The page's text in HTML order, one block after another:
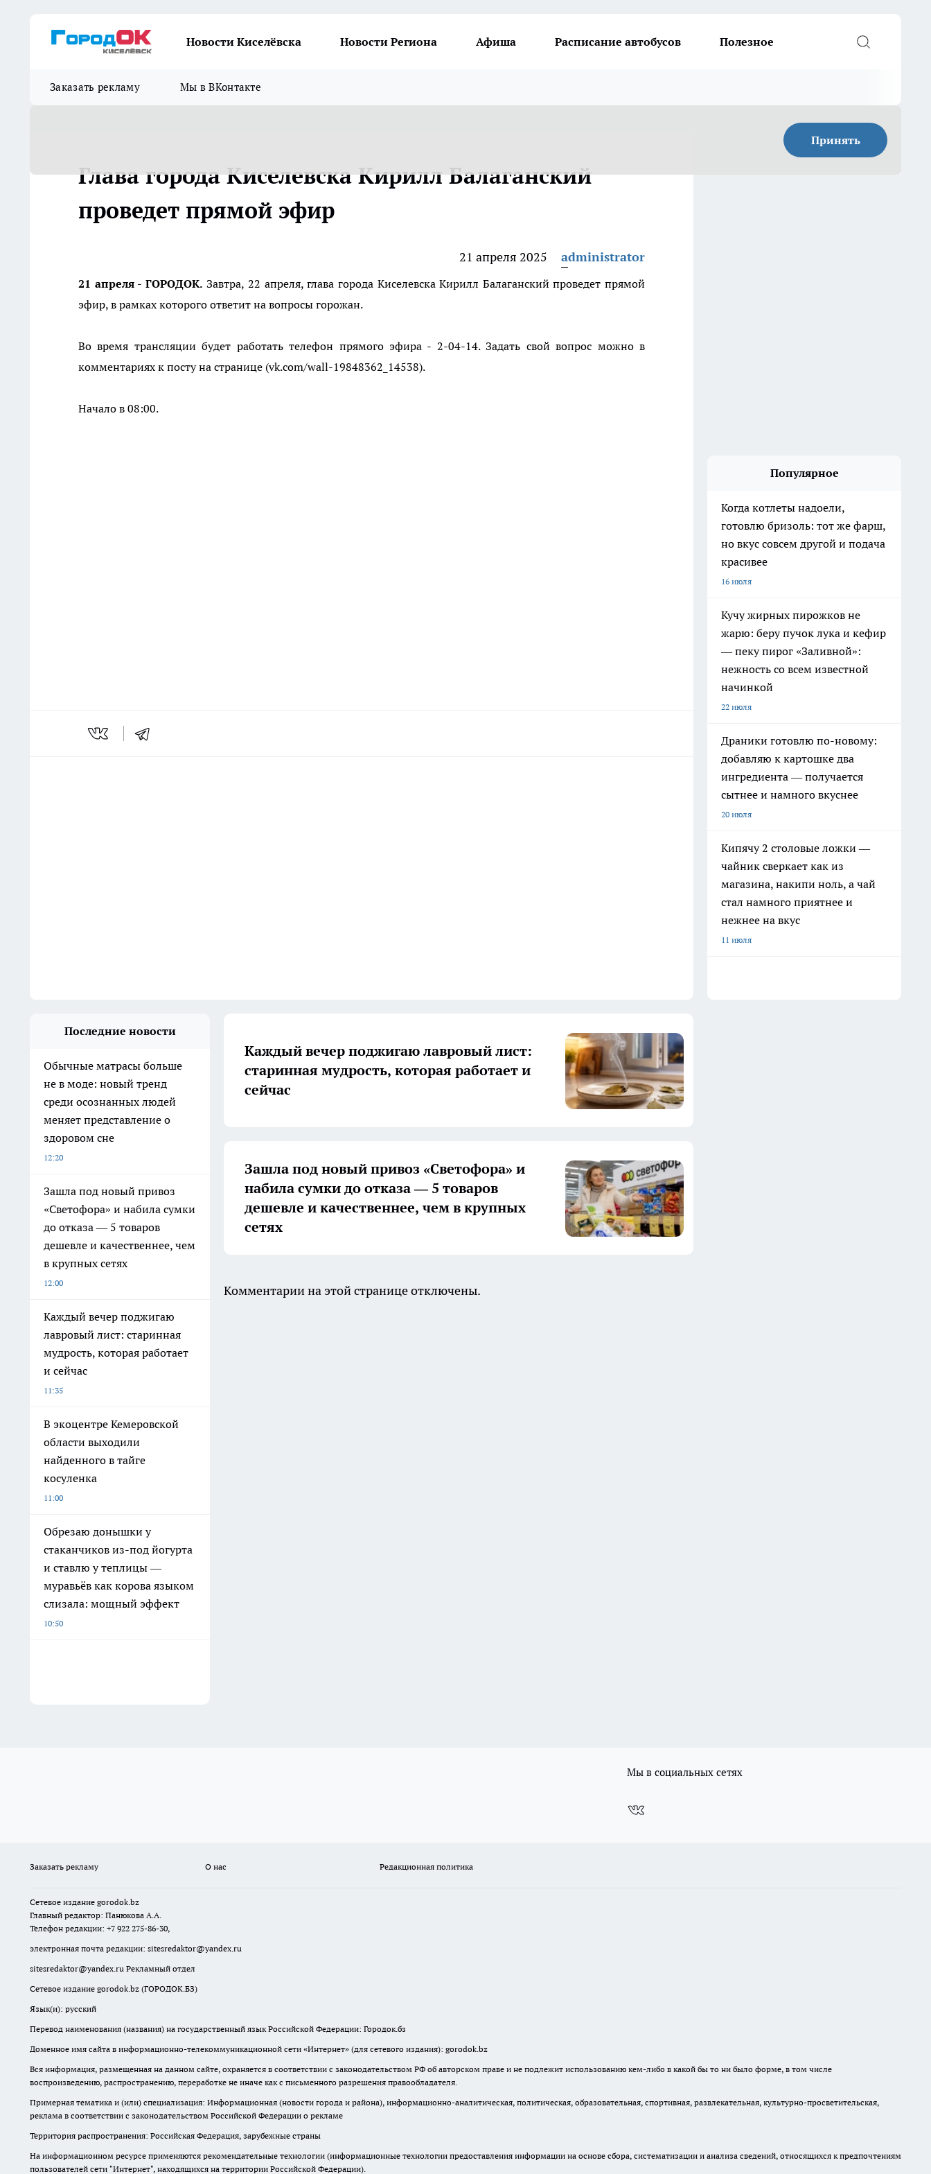
Новости Киселёвска Новости Региона Афиша Расписание автобусов Полезное
Заказать рекламу Мы в ВКонтакте
Принять
Глава города Киселевска Кирилл Балаганский
проведет прямой эфир
21 апреля 2025 administrator
21 апреля - ГОРОДОК. Завтра, 22 апреля, глава города Киселевска Кирилл Балаганский проведет прямой
эфир, в рамках которого ответит на вопросы горожан.
Во время трансляции будет работать телефон прямого эфира - 2-04-14. Задать свой вопрос можно в
комментариях к посту на странице (vk.com/wall-19848362_14538).
Начало в 08:00.
Популярное
Когда котлеты надоели,
готовлю бризоль: тот же фарш,
но вкус совсем другой и подача
красивее
16 июля
Кучу жирных пирожков не
жарю: беру пучок лука и кефир
— пеку пирог «Заливной»:
нежность со всем известной
начинкой
22 июля
Драники готовлю по-новому:
добавляю к картошке два
ингредиента — получается
сытнее и намного вкуснее
20 июля
Кипячу 2 столовые ложки —
чайник сверкает как из
магазина, накипи ноль, а чай
стал намного приятнее и
нежнее на вкус
11 июля
Последние новости
Обычные матрасы больше
не в моде: новый тренд
среди осознанных людей
меняет представление о
здоровом сне
12:20
Зашла под новый привоз
«Светофора» и набила сумки
до отказа — 5 товаров
дешевле и качественнее, чем
в крупных сетях
12:00
Каждый вечер поджигаю
лавровый лист: старинная
мудрость, которая работает
и сейчас
11:35
В экоцентре Кемеровской
области выходили
найденного в тайге
косуленка
11:00
Обрезаю донышки у
стаканчиков из-под йогурта
и ставлю у теплицы —
муравьёв как корова языком
слизала: мощный эффект
10:50
Каждый вечер поджигаю лавровый лист:
старинная мудрость, которая работает и
сейчас
Зашла под новый привоз «Светофора» и
набила сумки до отказа — 5 товаров
дешевле и качественнее, чем в крупных
сетях
Комментарии на этой странице отключены.
Мы в социальных сетях
Заказать рекламу О нас Редакционная политика
Сетевое издание gorodok.bz
Главный редактор: Панюкова А.А.
Телефон редакции: +7 922 275-86-30,
электронная почта редакции: sitesredaktor@yandex.ru
sitesredaktor@yandex.ru Рекламный отдел
Сетевое издание gorodok.bz (ГОРОДОК.БЗ)
Язык(и): русский
Перевод наименования (названия) на государственный язык Российской Федерации: Городок.бз
Доменное имя сайта в информационно-телекоммуникационной сети «Интернет» (для сетевого издания): gorodok.bz
Вся информация, размещенная на данном сайте, охраняется в соответствии с законодательством РФ об авторском праве и не подлежит использованию кем-либо в какой бы то ни было форме, в том числе
воспроизведению, распространению, переработке не иначе как с письменного разрешения правообладателя.
Примерная тематика и (или) специализация: Информационная (новости города и района), информационно-аналитическая, политическая, образовательная, спортивная, развлекательная, культурно-просветительская,
реклама в соответствии с законодательством Российской Федерации о рекламе
Территория распространения: Российская Федерация, зарубежные страны
На информационном ресурсе применяются рекомендательные технологии (информационные технологии предоставления информации на основе сбора, систематизации и анализа сведений, относящихся к предпочтениям
пользователей сети "Интернет", находящихся на территории Российской Федерации).